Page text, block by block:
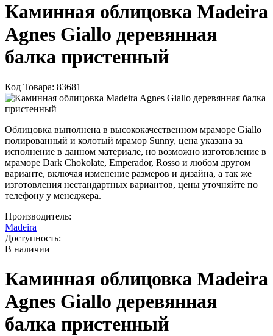
Каминная облицовка Madeira
Agnes Giallo деревянная
балка пристенный
Код Товара: 83681
Облицовка выполнена в высококачественном мраморе Giallo
полированный и колотый мрамор Sunny, цена указана за
исполнение в данном материале, но возможно изготовление в
мраморе Dark Chokolate, Emperador, Rosso и любом другом
варианте, включая изменение размеров и дизайна, а так же
изготовления нестандартных вариантов, цены уточняйте по
телефону у менеджера.
Производитель:
Madeira
Доступность:
В наличии
Каминная облицовка Madeira
Agnes Giallo деревянная
балка пристенный